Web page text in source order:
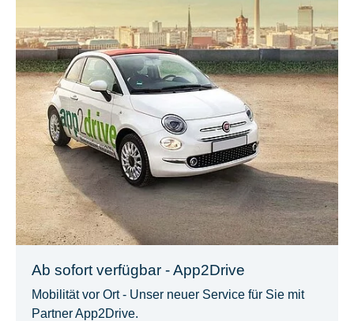
Ab sofort verfügbar - App2Drive
Mobilität vor Ort - Unser neuer Service für Sie mit
Partner App2Drive.